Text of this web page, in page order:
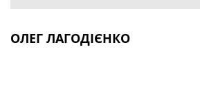
ОЛЕГ ЛАГОДІЄНКО